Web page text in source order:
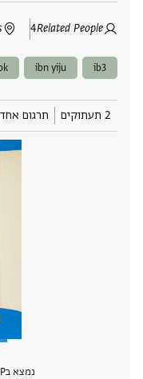
Related People
4
ib3
ibn yiju
2 תעתוקים תרגום אחד
נמצא בPGP מאז